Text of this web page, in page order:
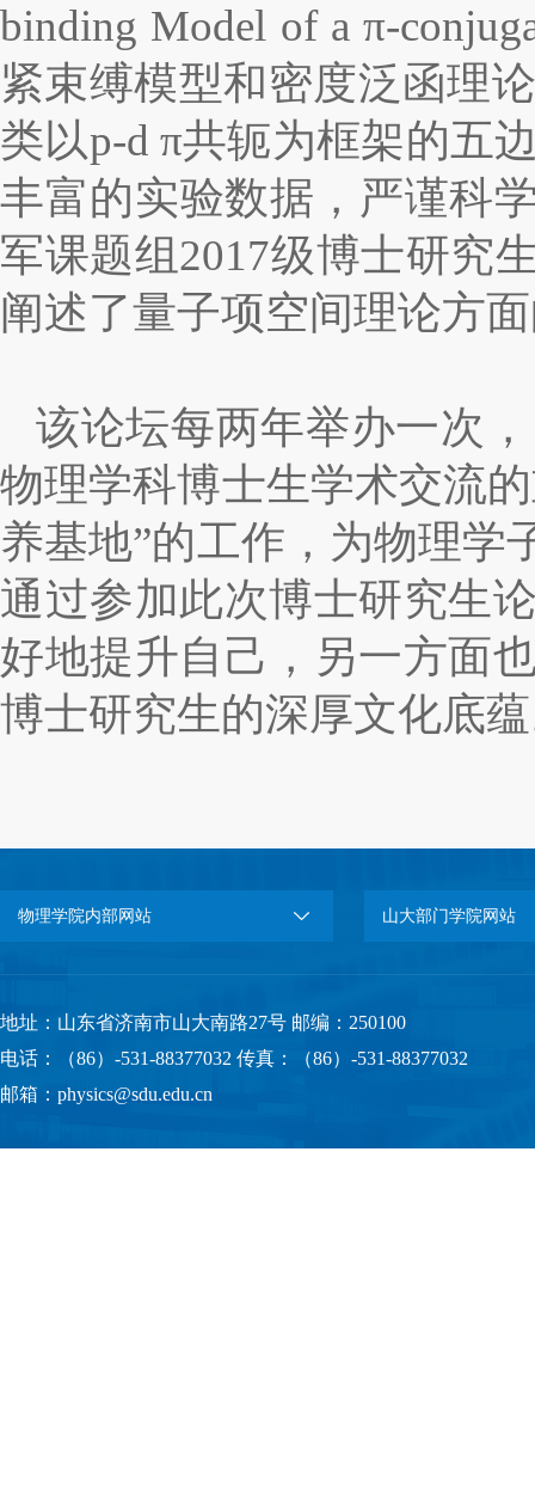
binding Model of a π-
紧束缚模型和密度泛函理
类以p-d π共轭为框架的五
丰富的实验数据，严谨科
军课题组2017级博士研究
阐述了量子项空间理论方
该论坛每两年举办一次
物理学科博士生学术交流
养基地”的工作，为物理学
通过参加此次博士研究生
好地提升自己，另一方面
博士研究生的深厚文化底
物理学院内部网站 山大部门学院网站
地址：山东省济南市山大南路27号 邮编：250100
电话：（86）-531-88377032 传真：（86）-531-88377032
邮箱：physics@sdu.edu.cn